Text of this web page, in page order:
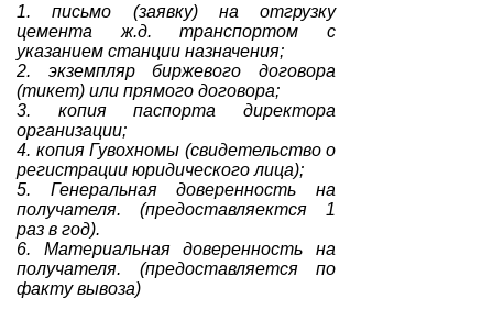
1. письмо (заявку) на отгрузку
цемента ж.д. транспортом с
указанием станции назначения;
2. экземпляр биржевого договора
(тикет) или прямого договора;
3. копия паспорта директора
организации;
4. копия Гувохномы (свидетельство о
регистрации юридического лица);
5. Генеральная доверенность на
получателя. (предоставляектся 1
раз в год).
6. Материальная доверенность на
получателя. (предоставляется по
факту вывоза)